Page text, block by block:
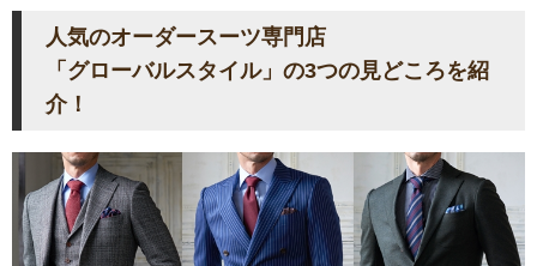
人気のオーダースーツ専門店
「グローバルスタイル」の3つの見どころを紹
介！